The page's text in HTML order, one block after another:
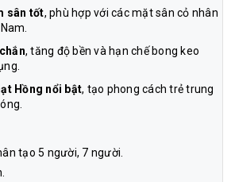
sân tốt, phù hợp với các mặt sân cỏ nhân
, tăng độ bền và hạn chế bong keo
Hồng nổi bật, tạo phong cách trẻ trung
tạo 5 người, 7 người.